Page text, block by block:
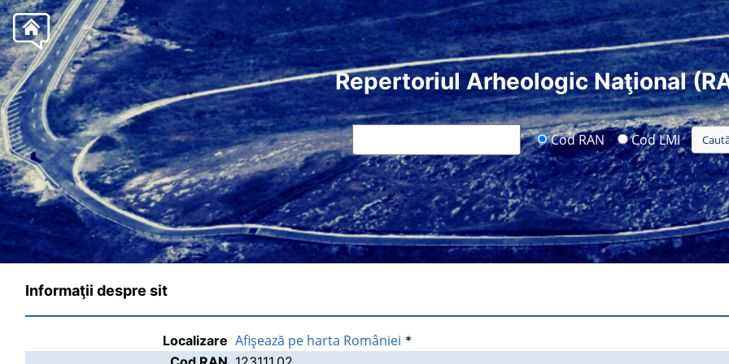
Repertoriul Arheologic Naţional
Cod RAN Cod LMI
Informaţii despre sit
Localizare Afişează pe harta României *